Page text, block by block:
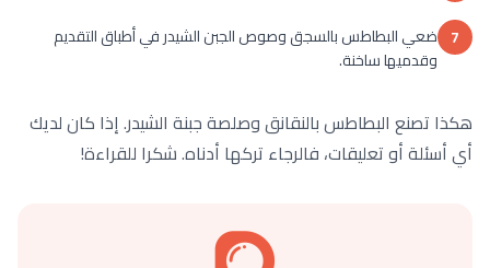
7 ضعي البطاطس بالسجق وصوص الجبن الشيدر في أطباق التقديم
وقدميها ساخنة.
هكذا تصنع البطاطس بالنقانق وصلصة جبنة الشيدر. إذا كان لديك
أي أسئلة أو تعليقات، فالرجاء تركها أدناه. شكرا للقراءة!